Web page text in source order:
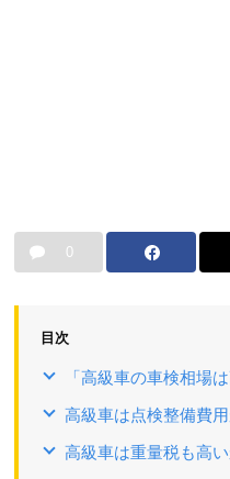
0
目次
「高級車の車検相場
高級車は点検整備費
高級車は重量税も高